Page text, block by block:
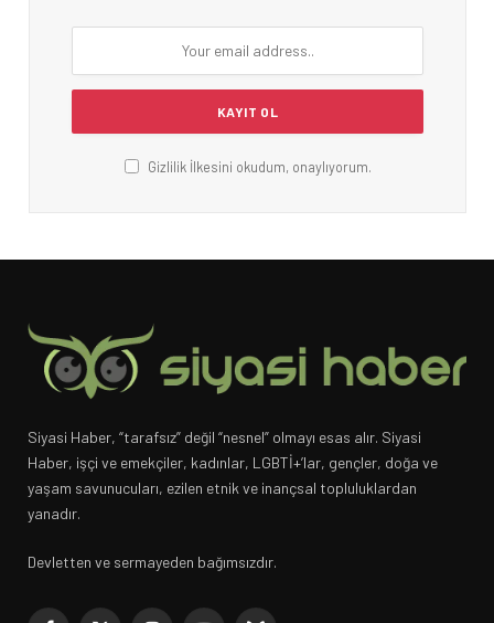
Gizlilik İlkesini okudum, onaylıyorum.
Siyasi Haber, “tarafsız” değil “nesnel” olmayı esas alır. Siyasi
Haber, işçi ve emekçiler, kadınlar, LGBTİ+’lar, gençler, doğa ve
yaşam savunucuları, ezilen etnik ve inançsal topluluklardan
yanadır.
Devletten ve sermayeden bağımsızdır.